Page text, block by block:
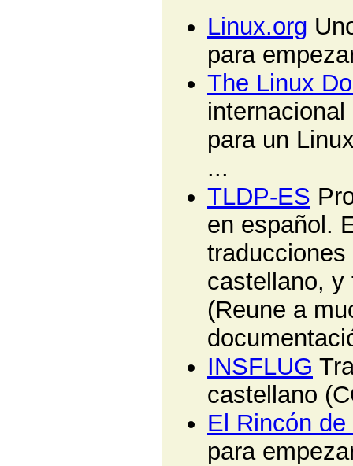
Linux.org
para
The Linux
para un
...
TLDP-ES
en español.
castellano, y
(Reune a
INSFLUG
castellano
El Rincón de
para